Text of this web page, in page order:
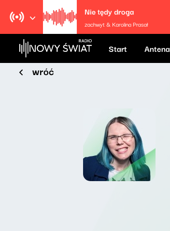
Nie tędy droga
zachwyt & Karolina Prasał
Start Antena
wróć